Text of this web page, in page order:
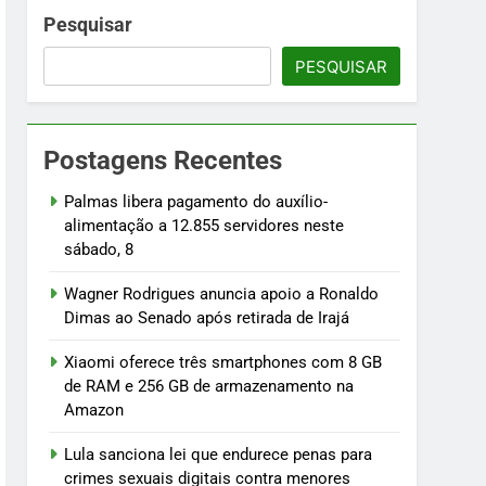
na Amazon
Pesquisar
PESQUISAR
Postagens Recentes
Palmas libera pagamento do auxílio-
alimentação a 12.855 servidores neste
sábado, 8
Wagner Rodrigues anuncia apoio a Ronaldo
Dimas ao Senado após retirada de Irajá
Xiaomi oferece três smartphones com 8 GB
de RAM e 256 GB de armazenamento na
Amazon
Lula sanciona lei que endurece penas para
crimes sexuais digitais contra menores